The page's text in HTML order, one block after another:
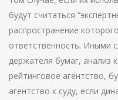
будут считаться
распространение
ответственность. Иными
держателя бумаг, анализ
рейтинговое агентство,
агентство к суду, если